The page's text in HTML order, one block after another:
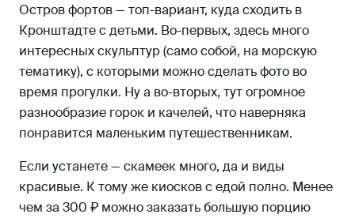
Остров фортов — топ-вариант, куда сходить в
Кронштадте с детьми. Во-первых, здесь много
интересных скульптур (само собой, на морскую
тематику), с которыми можно сделать фото во
время прогулки. Ну а во-вторых, тут огромное
разнообразие горок и качелей, что наверняка
понравится маленьким путешественникам.
Если устанете — скамеек много, да и виды
красивые. К тому же киосков с едой полно. Менее
чем за 300 ₽ можно заказать большую порцию